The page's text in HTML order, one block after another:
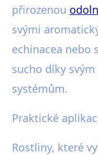
přirozenou
svými
echinacea nebo
sucho díky
systémům.
Praktické
Rostliny, které